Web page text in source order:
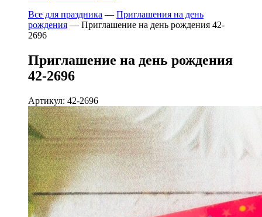
Все для праздника — Приглашения на день
рождения — Приглашение на день рождения 42-
2696
Приглашение на день рождения
42-2696
Артикул: 42-2696